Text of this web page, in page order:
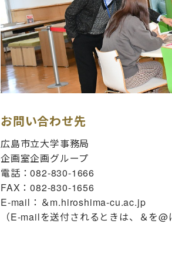
お問い合わせ先
広島市立大学事務局
企画室企画グループ
電話：082-830-1666
FAX：082-830-1656
E-mail：＆m.hiroshima-cu.ac.jp
（E-mailを送付されるときは、＆を